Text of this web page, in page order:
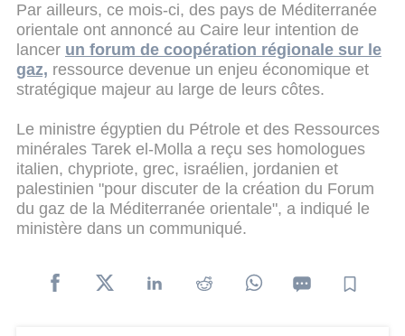
Par ailleurs, ce mois-ci, des pays de Méditerranée
orientale ont annoncé au Caire leur intention de
lancer un forum de coopération régionale sur le
gaz, ressource devenue un enjeu économique et
stratégique majeur au large de leurs côtes.
Le ministre égyptien du Pétrole et des Ressources
minérales Tarek el-Molla a reçu ses homologues
italien, chypriote, grec, israélien, jordanien et
palestinien "pour discuter de la création du Forum
du gaz de la Méditerranée orientale", a indiqué le
ministère dans un communiqué.